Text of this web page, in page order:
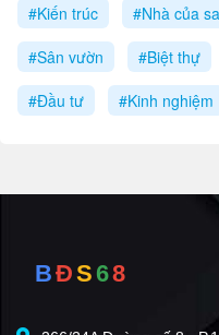
#Kiến trúc #Nhà của
#Sân vườn
#Biệt thự
#Đầu tư
#Kinh nghiệm
BĐS68